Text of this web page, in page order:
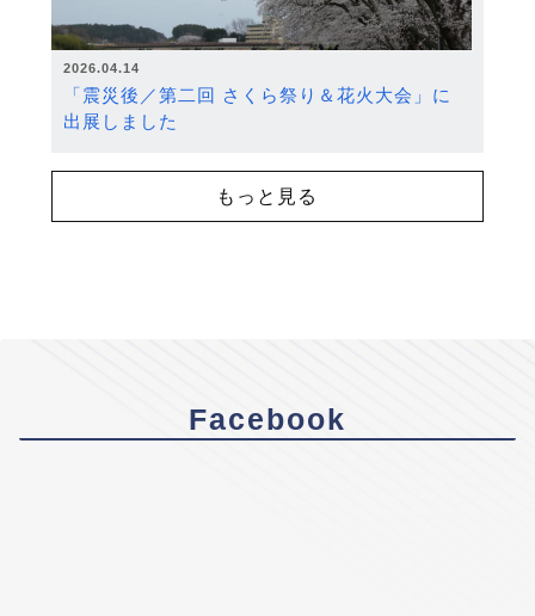
2026.04.14
「震災後／第二回 さくら祭り＆花火大会」に
出展しました
もっと見る
Facebook